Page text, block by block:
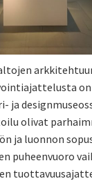
ja
olivat
ja luonnon
puheenvuoro